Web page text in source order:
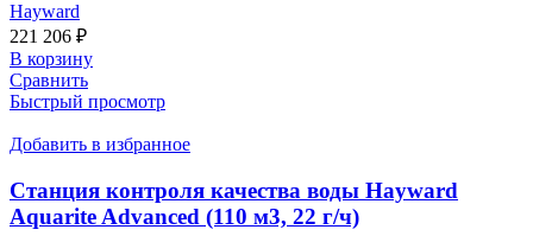
Hayward
221 206 ₽
В корзину
Сравнить
Быстрый просмотр
Добавить в избранное
Станция контроля качества воды Hayward
Aquarite Advanced (110 м3, 22 г/ч)